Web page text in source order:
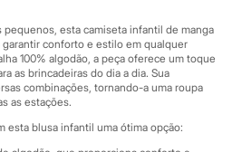
pequenos, esta camiseta infantil de manga
conforto e estilo em qualquer
100% algodão, a peça oferece um toque
as brincadeiras do dia a dia. Sua
combinações, tornando-a uma roupa
as estações.
esta blusa infantil uma ótima opção: